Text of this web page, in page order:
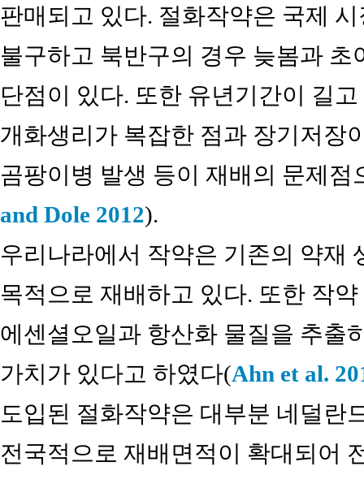
판매되고 있다. 절화작약은 국제
불구하고 북반구의 경우 늦봄과
단점이 있다. 또한 유년기간이 길
개화생리가 복잡한 점과 장기저장
곰팡이병 발생 등이 재배의 문제점
and Dole 2012).
우리나라에서 작약은 기존의 약재
목적으로 재배하고 있다. 또한 작
에센셜오일과 항산화 물질을 추출
가치가 있다고 하였다(Ahn et al.
도입된 절화작약은 대부분 네덜란
전국적으로 재배면적이 확대되어